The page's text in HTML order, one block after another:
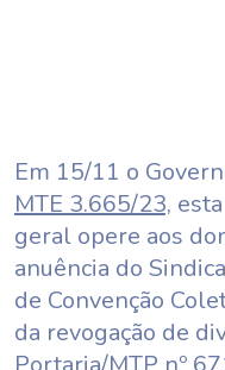
Em 15/11 o
MTE 3.665/23,
geral opere aos
anuência do
de Convenção
da revogação de